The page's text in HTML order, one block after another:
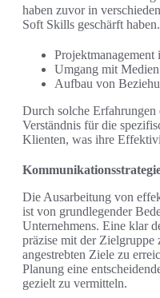
haben zuvor in
Soft Skills geschärft
Umgang mit
Aufbau von
Durch solche
Verständnis für die
Klienten, was ihre
Die Ausarbeitung von
ist von grundlegender
Unternehmens. Eine klar
präzise mit der
angestrebten Ziele zu
Planung eine
gezielt zu vermitteln.